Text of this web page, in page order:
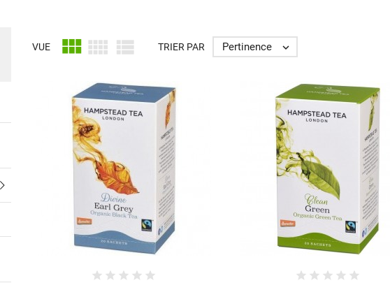
VUE    TRIER PAR Pertinence 